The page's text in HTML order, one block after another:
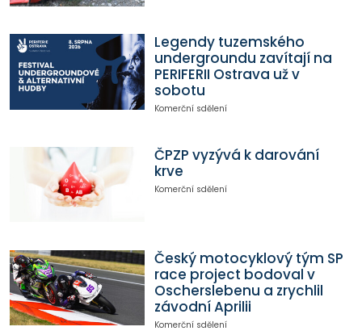
Legendy tuzemského
undergroundu zavítají na
PERIFERII Ostrava už v
sobotu
Komerční sdělení
ČPZP vyzývá k darování
krve
Komerční sdělení
Český motocyklový tým SP
race project bodoval v
Oscherslebenu a zrychlil
závodní Aprilii
Komerční sdělení